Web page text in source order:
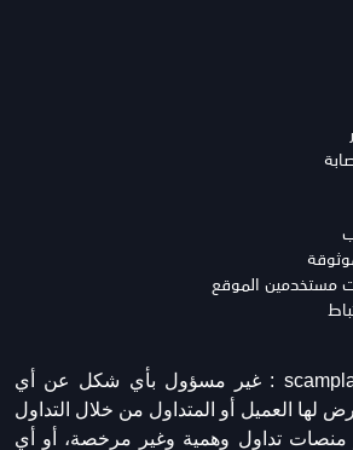
مستخدمين الموقع
غير مسؤول بأي شكل عن أي
لها العميل أو المتداول من خلال التداول
منصات تداول وهمية وغير مرخصة، أو أي